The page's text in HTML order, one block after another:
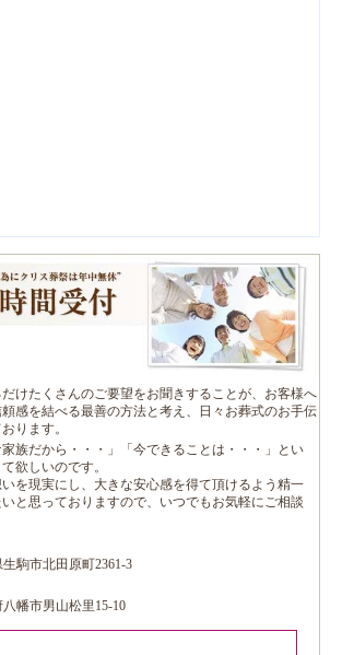
けたくさんのご要望をお聞きすることが、お客様へ
感を結べる最善の方法と考え、日々お葬式のお手伝
ります。
族だから・・・」「今できることは・・・」とい
欲しいのです。
を現実にし、大きな安心感を得て頂けるよう精一
と思っておりますので、いつでもお気軽にご相談
駒市北田原町2361-3
八幡市男山松里15-10